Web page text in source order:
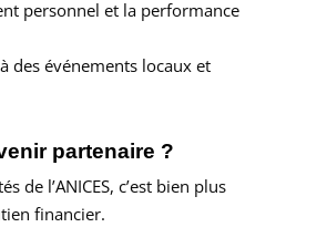
personnel et la performance
des événements locaux et
partenaire ?
de l’ANICES, c’est bien plus
financier.